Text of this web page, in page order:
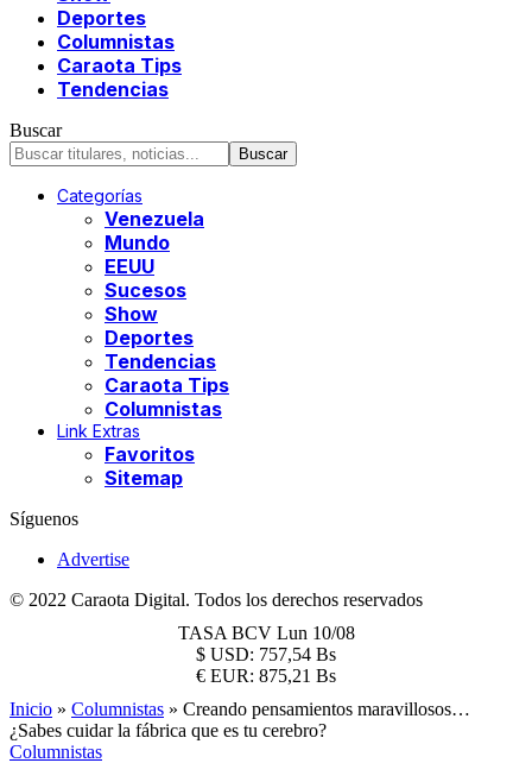
Deportes
Columnistas
Caraota Tips
Tendencias
Buscar
Categorías
Venezuela
Mundo
EEUU
Sucesos
Show
Deportes
Tendencias
Caraota Tips
Columnistas
Link Extras
Favoritos
Sitemap
Síguenos
Advertise
© 2022 Caraota Digital. Todos los derechos reservados
TASA BCV Lun 10/08
$ USD: 757,54 Bs
€ EUR: 875,21 Bs
Inicio » Columnistas » Creando pensamientos maravillosos…
¿Sabes cuidar la fábrica que es tu cerebro?
Columnistas